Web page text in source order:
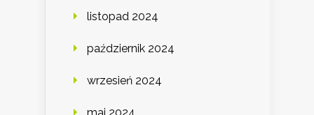
listopad 2024
październik 2024
wrzesień 2024
maj 2024